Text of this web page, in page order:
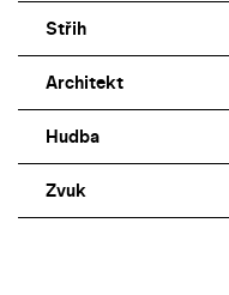
Střih
Architekt
Hudba
Zvuk